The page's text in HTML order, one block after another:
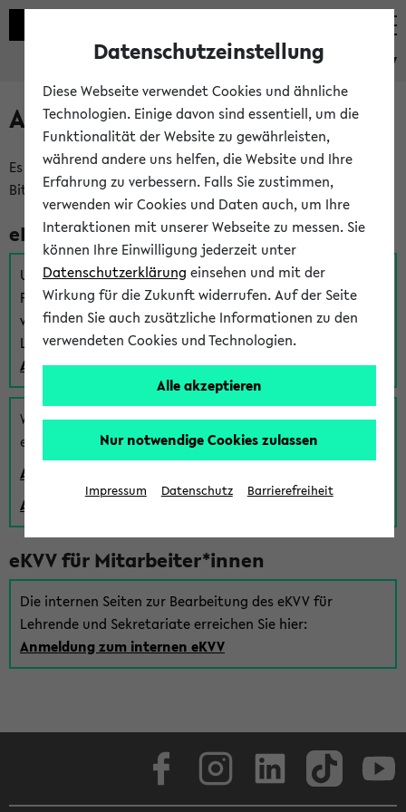
eKVV
Anmeldung am eKVV
Es gibt mehrere Möglichkeiten zur Anmeldung am eKVV.
Bitte wählen Sie die für Sie richtige aus:
eKVV für Studierende
Um sich einen Stundenplan zu erstellen und alle weiteren
Funktionen des eKVVs für Studierende zu nutzen,
verwenden Sie diesen Link zur Anmeldung über Ihr Uni
Login:
Anmeldung zum eKVV der Studierenden
Wenn Sie (noch) kein Uni Login haben, können Sie das
eKVV auch über einen Gastzugang verwenden:
Anmeldung über einen vorhandenen Gastzugang
Anlegen eines neuen Gastzugangs
eKVV für Mitarbeiter*innen
Die internen Seiten zur Bearbeitung des eKVV für
Lehrende und Sekretariate erreichen Sie hier:
Anmeldung zum internen eKVV
Datenschutzeinstellung
Diese Webseite verwendet Cookies und ähnliche
Technologien. Einige davon sind essentiell, um die
Funktionalität der Website zu gewährleisten,
während andere uns helfen, die Website und Ihre
Erfahrung zu verbessern. Falls Sie zustimmen,
verwenden wir Cookies und Daten auch, um Ihre
Interaktionen mit unserer Webseite zu messen. Sie
können Ihre Einwilligung jederzeit unter
Datenschutzerklärung einsehen und mit der
Wirkung für die Zukunft widerrufen. Auf der Seite
finden Sie auch zusätzliche Informationen zu den
verwendeten Cookies und Technologien.
Alle akzeptieren
Nur notwendige Cookies zulassen
Impressum Datenschutz Barrierefreiheit